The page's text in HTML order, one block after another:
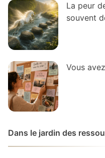
La peur
souvent
Vous
Dans le jardin des